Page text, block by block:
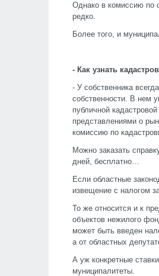
Однако в комиссию по
редко.
Более того, и
- Как узнать
- У собственника
собственности. В нем
публичной
представлениями о
комиссию по
Можно заказать
дней, бесплатно…
Если областные
извещение с налогом
То же относится и к
объектов нежилого
может быть введен
а от областных
А уж конкретные
муниципалитеты.